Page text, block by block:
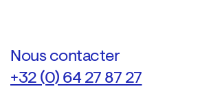
Nous contacter
+32 (0) 64 27 87 27